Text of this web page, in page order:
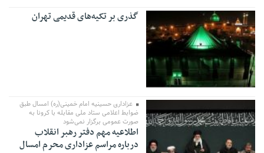
گذری بر تکیه‌های قدیمی تهران
عزاداری حسینیه امام خمینی(ره) امسال طبق
ضوابط اعلامی ستاد ملی مقابله با کرونا به
صورت عمومی برگزار نمی‌شود
اطلاعیه مهم دفتر رهبر انقلاب
درباره مراسم عزاداری محرم امسال